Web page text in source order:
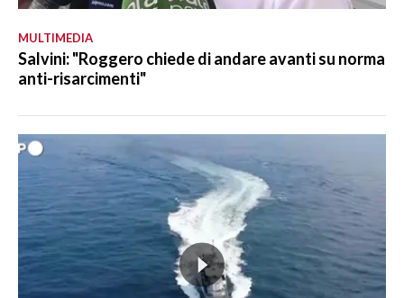
MULTIMEDIA
Salvini: "Roggero chiede di andare avanti su norma
anti-risarcimenti"